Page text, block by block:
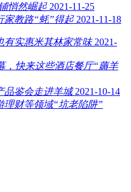
悄然崛起 2021-11-25
家教路“蚝”得起 2021-11-18
有实惠米其林家常味 2021-
，快来这些酒店餐厅“薅羊
品鉴会走进羊城 2021-10-14
理财等领域“坑老陷阱”